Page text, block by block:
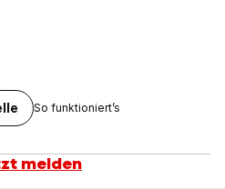
So funktioniert’s
melden